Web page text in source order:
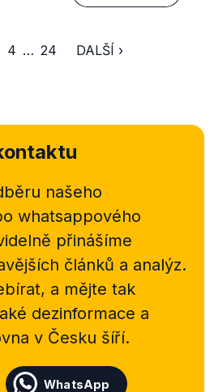
4 … 24 DALŠÍ ›
našeho
whatsappového
přinášíme
článků a analýz.
a mějte tak
dezinformace a
v Česku šíří.
WhatsApp